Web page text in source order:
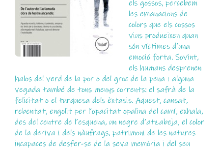
els gossos, percebem
les emanacions de
colors que els cossos
vius produeixen quan
són víctimes d’una
emoció forta. Sovint,
els humans desprenen
halos del verd de la por o del groc de la pena i alguna
vegada també de tons menys corrents: el safrà de la
felicitat o el turquesa dels èxtasis. Aquest, cansat,
rebentat, engolit per l’opacitat opalina del camí, exhala,
des del centre de l’esquena, un negre d’atzabeja, el color
de la deriva i dels nàufrags, patrimoni de les natures
incapaces de desfer-se de la seva memòria i del seu